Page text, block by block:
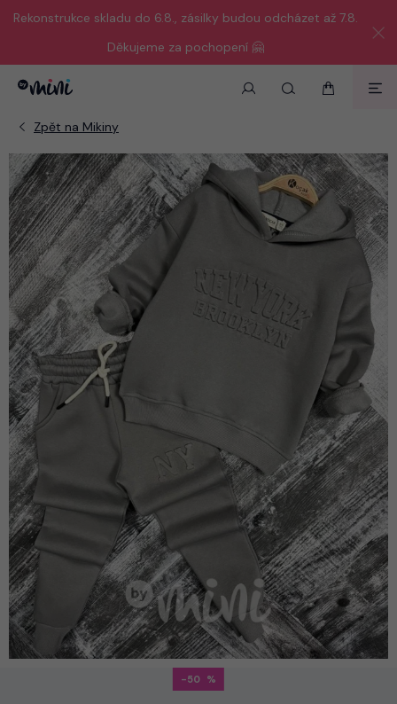
Rekonstrukce skladu do 6.8., zásilky budou odcházet až 7.8.
Děkujeme za pochopení 🤗
-50